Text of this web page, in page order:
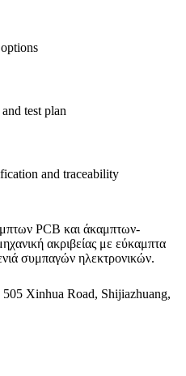
test plan
and traceability
PCB και άκαμπτων-
ακριβείας με εύκαμπτα
συμπαγών ηλεκτρονικών.
Xinhua Road, Shijiazhuang,